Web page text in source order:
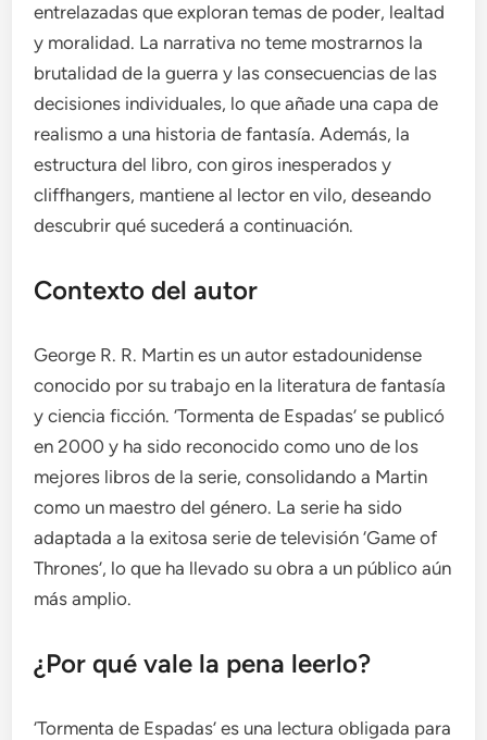
entrelazadas que exploran temas de poder, lealtad
y moralidad. La narrativa no teme mostrarnos la
brutalidad de la guerra y las consecuencias de las
decisiones individuales, lo que añade una capa de
realismo a una historia de fantasía. Además, la
estructura del libro, con giros inesperados y
cliffhangers, mantiene al lector en vilo, deseando
descubrir qué sucederá a continuación.
Contexto del autor
George R. R. Martin es un autor estadounidense
conocido por su trabajo en la literatura de fantasía
y ciencia ficción. ‘Tormenta de Espadas’ se publicó
en 2000 y ha sido reconocido como uno de los
mejores libros de la serie, consolidando a Martin
como un maestro del género. La serie ha sido
adaptada a la exitosa serie de televisión ‘Game of
Thrones’, lo que ha llevado su obra a un público aún
más amplio.
¿Por qué vale la pena leerlo?
‘Tormenta de Espadas’ es una lectura obligada para